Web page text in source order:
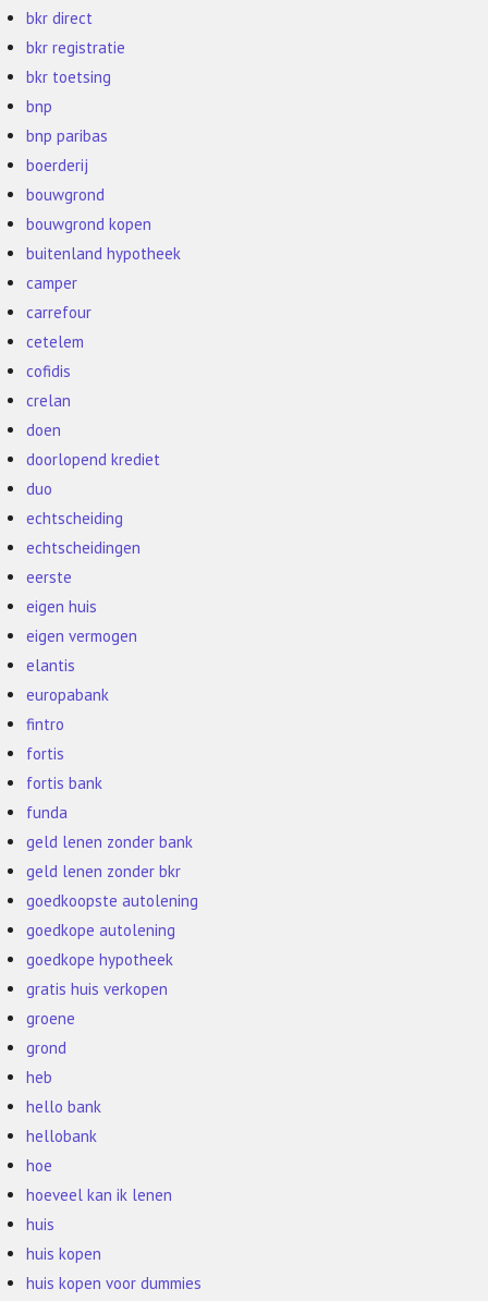
bkr direct
bkr registratie
bkr toetsing
bnp
bnp paribas
boerderij
bouwgrond
bouwgrond kopen
buitenland hypotheek
camper
carrefour
cetelem
cofidis
crelan
doen
doorlopend krediet
duo
echtscheiding
echtscheidingen
eerste
eigen huis
eigen vermogen
elantis
europabank
fintro
fortis
fortis bank
funda
geld lenen zonder bank
geld lenen zonder bkr
goedkoopste autolening
goedkope autolening
goedkope hypotheek
gratis huis verkopen
groene
grond
heb
hello bank
hellobank
hoe
hoeveel kan ik lenen
huis
huis kopen
huis kopen voor dummies